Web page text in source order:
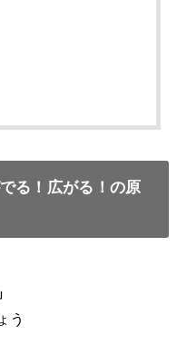
る！広がる！の原
う